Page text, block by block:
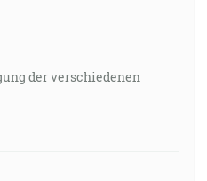
der verschiedenen